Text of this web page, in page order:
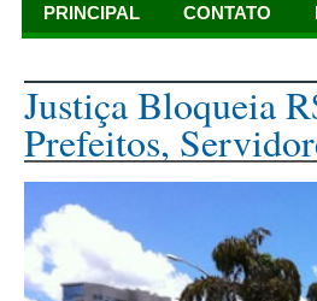
PRINCIPAL CONTATO
Justiça Bloqueia
Prefeitos,